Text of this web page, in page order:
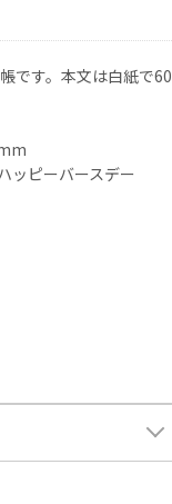
です。本文は白紙で60
ッピーバースデー